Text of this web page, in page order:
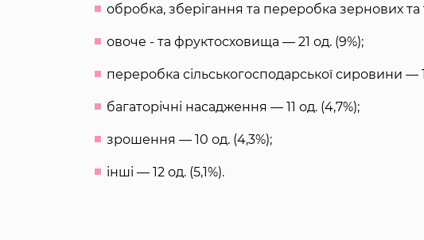
обробка, зберігання та переробка зернових та
овоче - та фруктосховища — 21 од. (9%);
переробка сільськогосподарської сировини —
багаторічні насадження — 11 од. (4,7%);
зрошення — 10 од. (4,3%);
інші — 12 од. (5,1%).